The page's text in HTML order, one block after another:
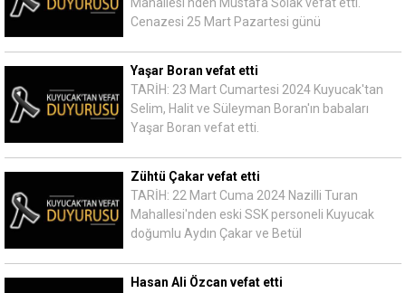
Mahallesi'nden Mustafa Solak vefat etti.
Cenazesi 25 Mart Pazartesi günü
Yaşar Boran vefat etti
TARİH: 23 Mart Cumartesi 2024 Kuyucak'tan
Selim, Halit ve Süleyman Boran'ın babaları
Yaşar Boran vefat etti.
Zühtü Çakar vefat etti
TARİH: 22 Mart Cuma 2024 Nazilli Turan
Mahallesi'nden eski SSK personeli Kuyucak
doğumlu Aydın Çakar ve Betül
Hasan Ali Özcan vefat etti